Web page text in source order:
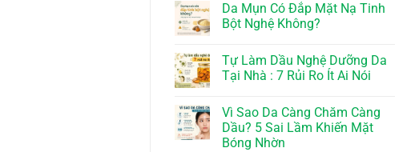
Da Mụn Có Đắp Mặt Nạ Tinh
Bột Nghệ Không?
Tự Làm Dầu Nghệ Dưỡng Da
Tại Nhà : 7 Rủi Ro Ít Ai Nói
Vì Sao Da Càng Chăm Càng
Dầu? 5 Sai Lầm Khiến Mặt
Bóng Nhờn